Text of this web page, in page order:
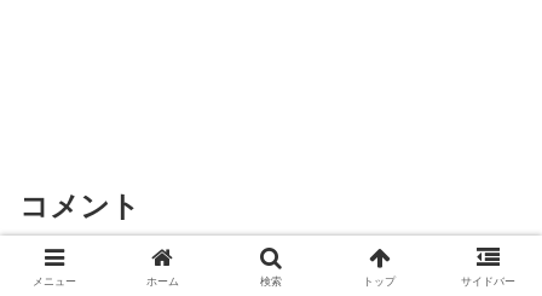
コメント
コメントを書き込む
メニュー ホーム 検索 トップ サイドバー